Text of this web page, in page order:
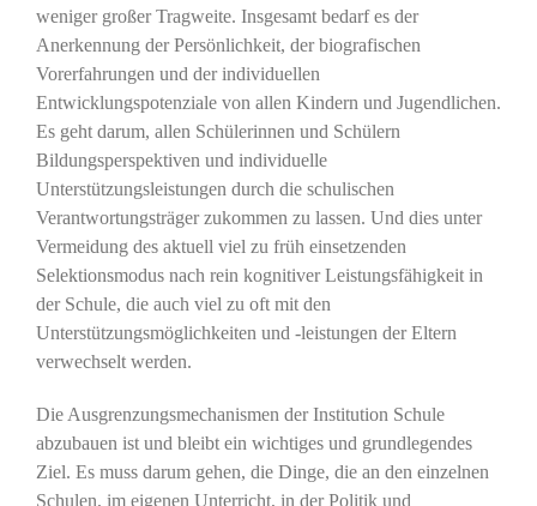
weniger großer Tragweite. Insgesamt bedarf es der
Anerkennung der Persönlichkeit, der biografischen
Vorerfahrungen und der individuellen
Entwicklungspotenziale von allen Kindern und Jugendlichen.
Es geht darum, allen Schülerinnen und Schülern
Bildungsperspektiven und individuelle
Unterstützungsleistungen durch die schulischen
Verantwortungsträger zukommen zu lassen. Und dies unter
Vermeidung des aktuell viel zu früh einsetzenden
Selektionsmodus nach rein kognitiver Leistungsfähigkeit in
der Schule, die auch viel zu oft mit den
Unterstützungsmöglichkeiten und -leistungen der Eltern
verwechselt werden.
Die Ausgrenzungsmechanismen der Institution Schule
abzubauen ist und bleibt ein wichtiges und grundlegendes
Ziel. Es muss darum gehen, die Dinge, die an den einzelnen
Schulen, im eigenen Unterricht, in der Politik und